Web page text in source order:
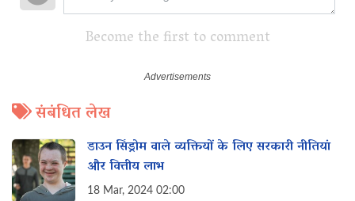
Become the first to comment
संबंधित लेख
डाउन सिंड्रोम वाले व्यक्तियों के लिए सरकारी नीतियां
और वित्तीय लाभ
18 Mar, 2024 02:00